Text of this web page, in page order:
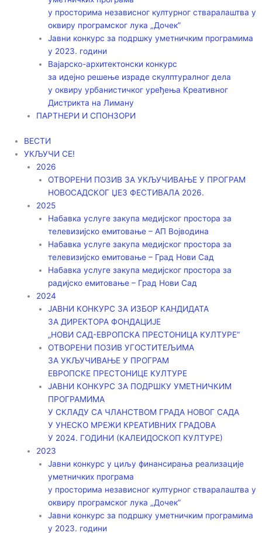
у просторима независног културног стваралаштва у
оквиру програмског лука „Дочек”
Јавни конкурс за подршку уметничким програмима
у 2023. години
Вајарско-архитектонски конкурс
за идејно решење израде скулптуралног дела
у оквиру урбанистичког уређења Креативног
Дистрикта на Лиману
ПАРТНЕРИ И СПОНЗОРИ
ВЕСТИ
УКЉУЧИ СЕ!
2026
ОТВОРЕНИ ПОЗИВ ЗА УКЉУЧИВАЊЕ У ПРОГРАМ
НОВОСАДСКОГ ЏЕЗ ФЕСТИВАЛА 2026.
2025
Набавка услуге закупа медијског простора за
телевизијско емитовање – АП Војводинa
Набавка услуге закупа медијског простора за
телевизијско емитовање – Град Нови Сад
Набавка услуге закупа медијског простора за
радијско емитовање – Град Нови Сад
2024
ЈАВНИ КОНКУРС ЗА ИЗБОР КАНДИДАТА
ЗА ДИРЕКТОРА ФОНДАЦИЈЕ
„НОВИ САД-ЕВРОПСКА ПРЕСТОНИЦА КУЛТУРЕ“
ОТВОРЕНИ ПОЗИВ УГОСТИТЕЉИМА
ЗА УКЉУЧИВАЊЕ У ПРОГРАМ
ЕВРОПСКЕ ПРЕСТОНИЦЕ КУЛТУРЕ
ЈАВНИ КОНКУРС ЗА ПОДРШКУ УМЕТНИЧКИМ
ПРОГРАМИМА
У СКЛАДУ СА ЧЛАНСТВОМ ГРАДА НОВОГ САДА
У УНЕСКО МРЕЖИ КРЕАТИВНИХ ГРАДОВА
У 2024. ГОДИНИ (КАЛЕИДОСКОП КУЛТУРЕ)
2023
Јавни конкурс у циљу финансирања реализације
уметничких програма
у просторима независног културног стваралаштва у
оквиру програмског лука „Дочек”
Јавни конкурс за подршку уметничким програмима
у 2023. години